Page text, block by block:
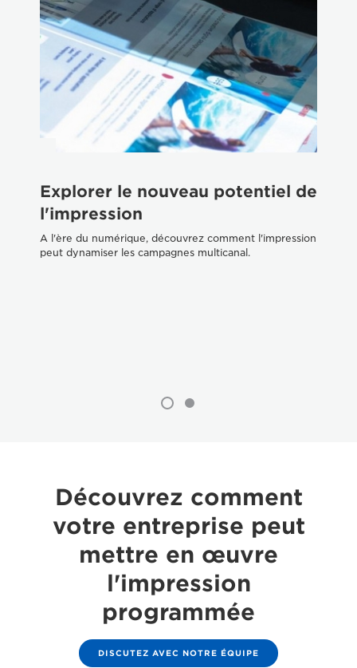
Explorer le nouveau potentiel de
l'impression
A l'ère du numérique, découvrez comment l'impression
peut dynamiser les campagnes multicanal.
Découvrez comment
votre entreprise peut
mettre en œuvre
l'impression
programmée
DISCUTEZ AVEC NOTRE ÉQUIPE